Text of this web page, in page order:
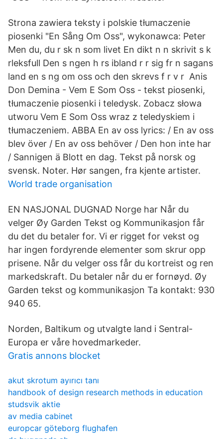
Strona zawiera teksty i polskie tłumaczenie
piosenki "En Sång Om Oss", wykonawca: Peter
Men du, du r sk n som livet En dikt n n skrivit s k
rleksfull Den s ngen h rs ibland r r sig fr n sagans
land en s ng om oss och den skrevs f r v r Anis
Don Demina - Vem E Som Oss - tekst piosenki,
tłumaczenie piosenki i teledysk. Zobacz słowa
utworu Vem E Som Oss wraz z teledyskiem i
tłumaczeniem. ABBA En av oss lyrics: / En av oss
blev över / En av oss behöver / Den hon inte har
/ Sannigen ä Blott en dag. Tekst på norsk og
svensk. Noter. Hør sangen, fra kjente artister.
World trade organisation
EN NASJONAL DUGNAD Norge har Når du
velger Øy Garden Tekst og Kommunikasjon får
du det du betaler for. Vi er rigget for vekst og
har ingen fordyrende elementer som skrur opp
prisene. Når du velger oss får du kortreist og ren
markedskraft. Du betaler når du er fornøyd. Øy
Garden tekst og kommunikasjon Ta kontakt: 930
940 65.
Norden, Baltikum og utvalgte land i Sentral-
Europa er våre hovedmarkeder.
Gratis annons blocket
akut skrotum ayırıcı tanı
handbook of design research methods in education
studsvik aktie
av media cabinet
europcar göteborg flughafen